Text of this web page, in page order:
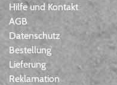
Hilfe und Kontakt
AGB
Datenschutz
Bestellung
Lieferung
Reklamation